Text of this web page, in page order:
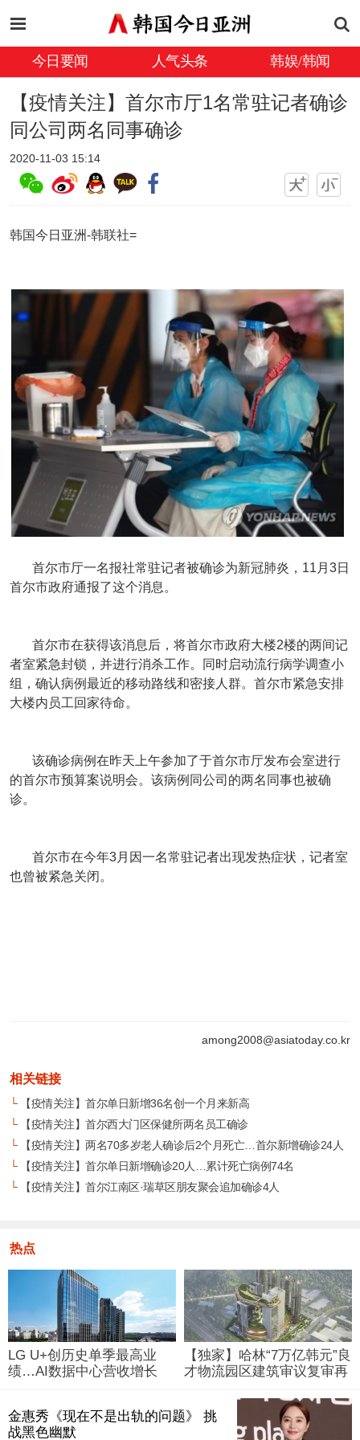
今日要闻 人气头条 韩娱/韩闻
【疫情关注】首尔市厅1名常驻记者确诊
同公司两名同事确诊
2020-11-03 15:14
韩国今日亚洲-韩联社=
首尔市厅一名报社常驻记者被确诊为新冠肺炎，11月3日
首尔市政府通报了这个消息。
首尔市在获得该消息后，将首尔市政府大楼2楼的两间记
者室紧急封锁，并进行消杀工作。同时启动流行病学调查小
组，确认病例最近的移动路线和密接人群。首尔市紧急安排
大楼内员工回家待命。
该确诊病例在昨天上午参加了于首尔市厅发布会室进行
的首尔市预算案说明会。该病例同公司的两名同事也被确
诊。
首尔市在今年3月因一名常驻记者出现发热症状，记者室
也曾被紧急关闭。
among2008@asiatoday.co.kr
相关链接
└【疫情关注】首尔单日新增36名创一个月来新高
└【疫情关注】首尔西大门区保健所两名员工确诊
└【疫情关注】两名70多岁老人确诊后2个月死亡…首尔新增确诊24人
└【疫情关注】首尔单日新增确诊20人…累计死亡病例74名
└【疫情关注】首尔江南区·瑞草区朋友聚会追加确诊4人
热点
LG U+创历史单季最高业
绩…AI数据中心营收增长
【独家】哈林“7万亿韩元”良
才物流园区建筑审议复审再
金惠秀《现在不是出轨的问题》 挑
战黑色幽默